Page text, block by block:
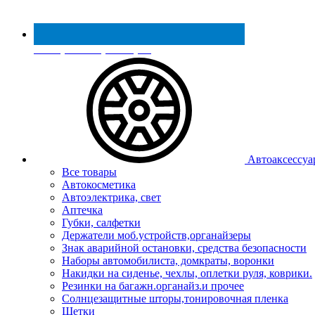
Реестр МинПромТорга
Все товары
Автокосметика
Автоэлектрика, свет
Аптечка
Губки, салфетки
Держатели моб.устройств,органайзеры
Знак аварийной остановки, средства безопасности
Наборы автомобилиста, домкраты, воронки
Накидки на сиденье, чехлы, оплетки руля, коврики.
Резинки на багажн.органайз.и прочее
Солнцезащитные шторы,тонировочная пленка
Щетки